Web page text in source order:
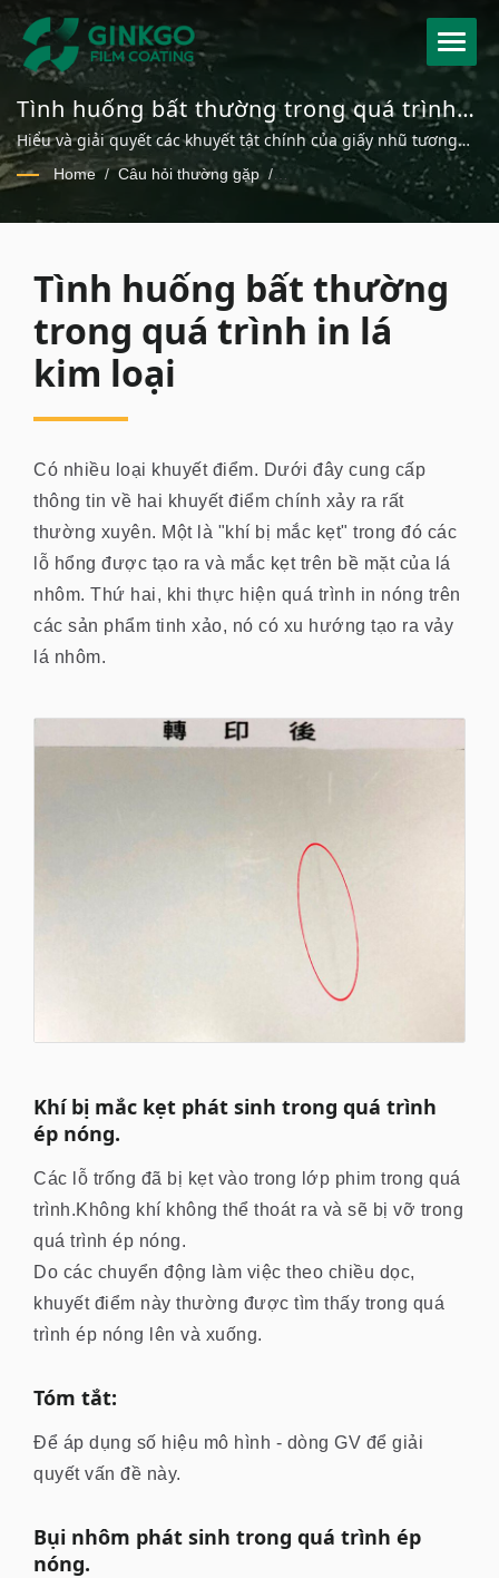
Tình huống bất thường trong quá trình
dập nhũ - Các khuyết tật phổ biến và giải
pháp.
Hiểu và giải quyết các khuyết tật chính của giấy nhũ tương
nóng bao gồm không khí bị kẹt và bụi nhũ cho chất lượng sản
xuất tốt hơn.
Home / Câu hỏi thường gặp /
Tình huống bất thường trong quá trình in lá kim loại
Tình huống bất thường
trong quá trình in lá
kim loại
Có nhiều loại khuyết điểm. Dưới đây cung cấp
thông tin về hai khuyết điểm chính xảy ra rất
thường xuyên. Một là "khí bị mắc kẹt" trong đó các
lỗ hổng được tạo ra và mắc kẹt trên bề mặt của lá
nhôm. Thứ hai, khi thực hiện quá trình in nóng trên
các sản phẩm tinh xảo, nó có xu hướng tạo ra vảy
lá nhôm.
Khí bị mắc kẹt phát sinh trong quá trình
ép nóng.
Các lỗ trống đã bị kẹt vào trong lớp phim trong quá
trình.Không khí không thể thoát ra và sẽ bị vỡ trong
quá trình ép nóng.
Do các chuyển động làm việc theo chiều dọc,
khuyết điểm này thường được tìm thấy trong quá
trình ép nóng lên và xuống.
Tóm tắt:
Để áp dụng số hiệu mô hình - dòng GV để giải
quyết vấn đề này.
Bụi nhôm phát sinh trong quá trình ép
nóng.